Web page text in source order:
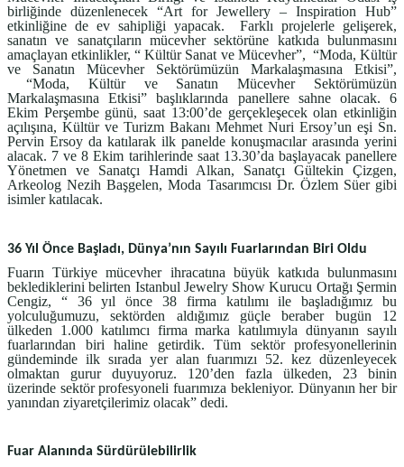
birliğinde düzenlenecek “Art for Jewellery – Inspiration Hub”
etkinliğine de ev sahipliği yapacak. Farklı projelerle gelişerek,
sanatın ve sanatçıların mücevher sektörüne katkıda bulunmasını
amaçlayan etkinlikler, “ Kültür Sanat ve Mücevher”, “Moda, Kültür
ve Sanatın Mücevher Sektörümüzün Markalaşmasına Etkisi”,
“Moda, Kültür ve Sanatın Mücevher Sektörümüzün
Markalaşmasına Etkisi” başlıklarında panellere sahne olacak. 6
Ekim Perşembe günü, saat 13:00’de gerçekleşecek olan etkinliğin
açılışına, Kültür ve Turizm Bakanı Mehmet Nuri Ersoy’un eşi Sn.
Pervin Ersoy da katılarak ilk panelde konuşmacılar arasında yerini
alacak. 7 ve 8 Ekim tarihlerinde saat 13.30’da başlayacak panellere
Yönetmen ve Sanatçı Hamdi Alkan, Sanatçı Gültekin Çizgen,
Arkeolog Nezih Başgelen, Moda Tasarımcısı Dr. Özlem Süer gibi
isimler katılacak.
36 Yıl Önce Başladı, Dünya’nın Sayılı Fuarlarından Biri Oldu
Fuarın Türkiye mücevher ihracatına büyük katkıda bulunmasını
beklediklerini belirten Istanbul Jewelry Show Kurucu Ortağı Şermin
Cengiz, “ 36 yıl önce 38 firma katılımı ile başladığımız bu
yolculuğumuzu, sektörden aldığımız güçle beraber bugün 12
ülkeden 1.000 katılımcı firma marka katılımıyla dünyanın sayılı
fuarlarından biri haline getirdik. Tüm sektör profesyonellerinin
gündeminde ilk sırada yer alan fuarımızı 52. kez düzenleyecek
olmaktan gurur duyuyoruz. 120’den fazla ülkeden, 23 binin
üzerinde sektör profesyoneli fuarımıza bekleniyor. Dünyanın her bir
yanından ziyaretçilerimiz olacak” dedi.
Fuar Alanında Sürdürülebilirlik